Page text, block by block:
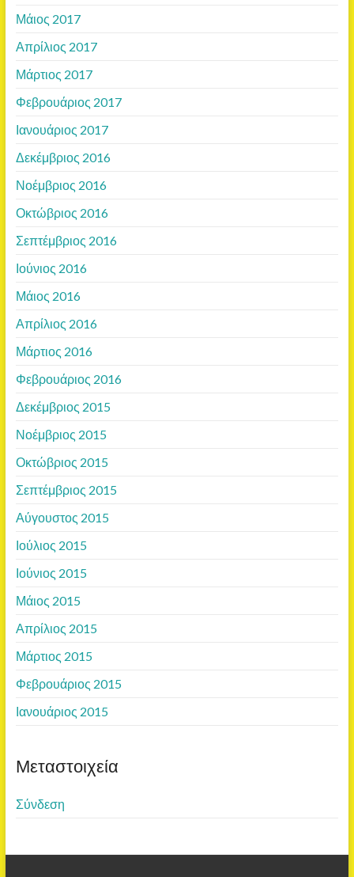
Μάιος 2017
Απρίλιος 2017
Μάρτιος 2017
Φεβρουάριος 2017
Ιανουάριος 2017
Δεκέμβριος 2016
Νοέμβριος 2016
Οκτώβριος 2016
Σεπτέμβριος 2016
Ιούνιος 2016
Μάιος 2016
Απρίλιος 2016
Μάρτιος 2016
Φεβρουάριος 2016
Δεκέμβριος 2015
Νοέμβριος 2015
Οκτώβριος 2015
Σεπτέμβριος 2015
Αύγουστος 2015
Ιούλιος 2015
Ιούνιος 2015
Μάιος 2015
Απρίλιος 2015
Μάρτιος 2015
Φεβρουάριος 2015
Ιανουάριος 2015
Μεταστοιχεία
Σύνδεση